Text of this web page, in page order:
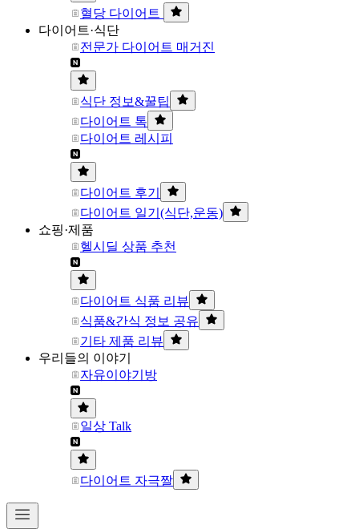
혈당 다이어트
다이어트·식단
전문가 다이어트 매거진
식단 정보&꿀팁
다이어트 톡
다이어트 레시피
다이어트 후기
다이어트 일기(식단,운동)
쇼핑·제품
헬시딜 상품 추천
다이어트 식품 리뷰
식품&간식 정보 공유
기타 제품 리뷰
우리들의 이야기
자유이야기방
일상 Talk
다이어트 자극짤